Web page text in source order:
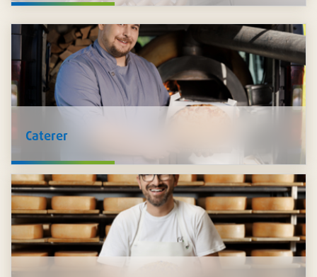
Lebensmitteln für Sie bereit - Kräuter, Gewürze,
Saucen und Füllungen. Auch
Hygieneprodukte
wie
Schutzkleidung, Desinfektion und mehr führen wir im
Sortiment.
Caterer
undstilvoll zu präsentieren: Schalen in unzähligen
Ausführungen, Platten und Transportkartons, Trinkbecher,
Besteck, Servietten und vieles mehr. Zudem führen wir ein
grosses Sortiment an nachhaltigen Artikeln.